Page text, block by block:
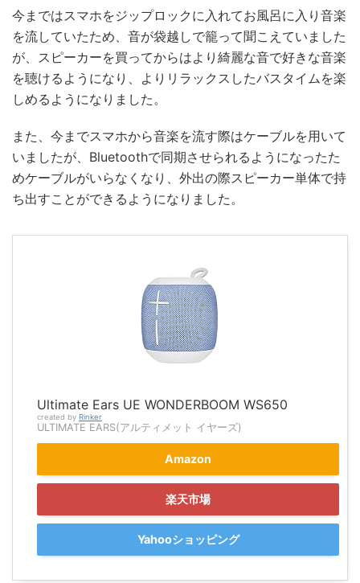
今まではスマホをジップロックに入れてお風呂に入り音楽
を流していたため、音が袋越しで籠って聞こえていました
が、スピーカーを買ってからはより綺麗な音で好きな音楽
を聴けるようになり、よりリラックスしたバスタイムを楽
しめるようになりました。
また、今までスマホから音楽を流す際はケーブルを用いて
いましたが、Bluetoothで同期させられるようになったた
めケーブルがいらなくなり、外出の際スピーカー単体で持
ち出すことができるようになりました。
Ultimate Ears UE WONDERBOOM WS650
created by Rinker
ULTIMATE EARS(アルティメット イヤーズ)
Amazon
楽天市場
Yahooショッピング